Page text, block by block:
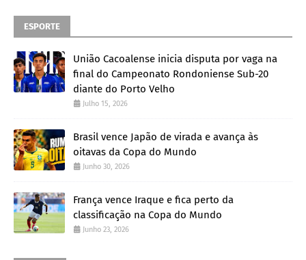
ESPORTE
União Cacoalense inicia disputa por vaga na
final do Campeonato Rondoniense Sub-20
diante do Porto Velho
Julho 15, 2026
Brasil vence Japão de virada e avança às
oitavas da Copa do Mundo
Junho 30, 2026
França vence Iraque e fica perto da
classificação na Copa do Mundo
Junho 23, 2026